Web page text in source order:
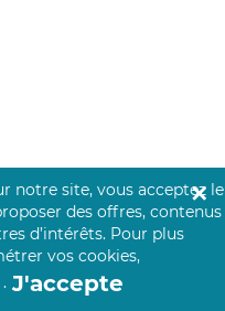
notre site, vous acceptez le
des offres, contenus
d’intérêts. Pour plus
vos cookies,
. J'accepte
✕